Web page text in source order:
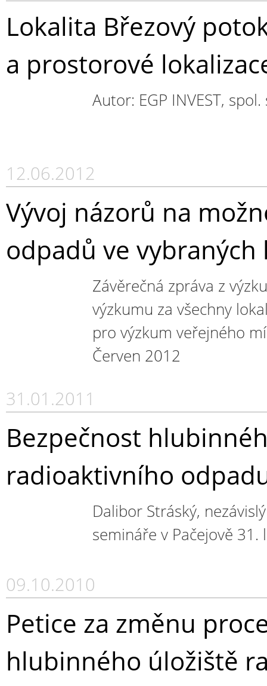
Lokalita Březový
a prostorové
Autor: EGP INVEST,
12.06.2012
Vývoj názorů na
odpadů ve vybraných
Závěrečná zpráva z
výzkumu za všechny
pro výzkum veřejného
Červen 2012
31.01.2011
Bezpečnost
radioaktivního
Dalibor Stráský,
semináře v Pačejově 31.
09.10.2010
Petice za změnu
hlubinného úložiště